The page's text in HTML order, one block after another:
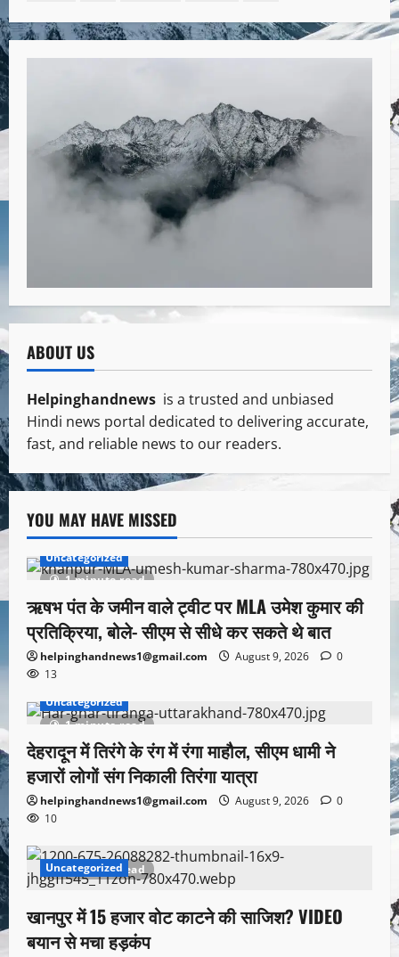
ABOUT US
Helpinghandnews is a trusted and unbiased
Hindi news portal dedicated to delivering accurate,
fast, and reliable news to our readers.
YOU MAY HAVE MISSED
1 minute read
Uncategorized
ऋषभ पंत के जमीन वाले ट्वीट पर MLA उमेश कुमार की
प्रतिक्रिया, बोले- सीएम से सीधे कर सकते थे बात
helpinghandnews1@gmail.com August 9, 2026
0
13
1 minute read
Uncategorized
देहरादून में तिरंगे के रंग में रंगा माहौल, सीएम धामी ने
हजारों लोगों संग निकाली तिरंगा यात्रा
helpinghandnews1@gmail.com August 9, 2026
0
10
1 minute read
Uncategorized
खानपुर में 15 हजार वोट काटने की साजिश? VIDEO
बयान से मचा हड़कंप